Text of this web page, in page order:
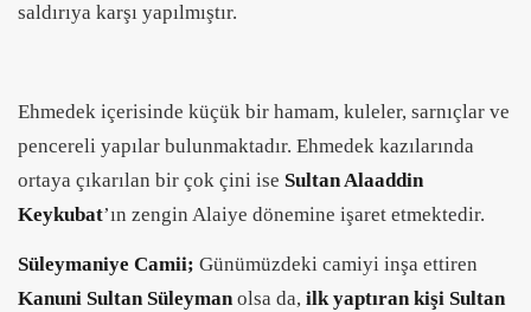
saldırıya karşı yapılmıştır.
Ehmedek içerisinde küçük bir hamam, kuleler, sarnıçlar ve
pencereli yapılar bulunmaktadır. Ehmedek kazılarında
ortaya çıkarılan bir çok çini ise Sultan Alaaddin
Keykubat’ın zengin Alaiye dönemine işaret etmektedir.
Süleymaniye Camii; Günümüzdeki camiyi inşa ettiren
Kanuni Sultan Süleymanolsa da, ilk yaptıran kişi Sultan